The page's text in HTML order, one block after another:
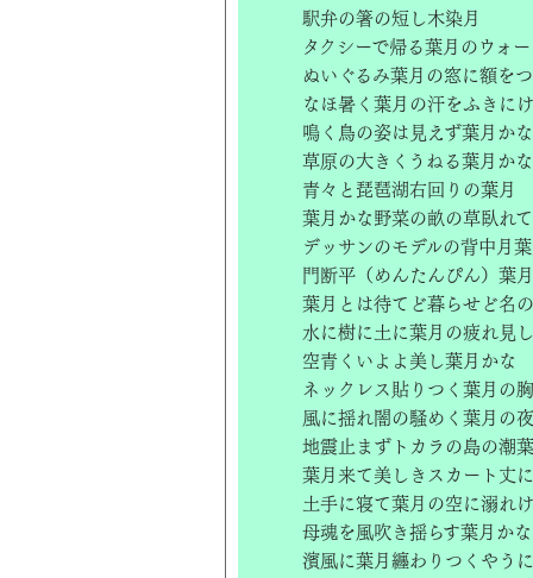
駅弁の箸の短し木染月
タクシーで帰る葉月のウォ
ぬいぐるみ葉月の窓に額を
なほ暑く葉月の汗をふきに
鳴く鳥の姿は見えず葉月かな
草原の大きくうねる葉月かな
青々と琵琶湖右回りの葉月
葉月かな野菜の畝の草臥れて
デッサンのモデルの背中月
門断平（めんたんぴん）葉
葉月とは待てど暮らせど名
水に樹に土に葉月の疲れ見し
空青くいよよ美し葉月かな
ネックレス貼りつく葉月の
風に揺れ闇の騒めく葉月の夜
地震止まずトカラの島の潮
葉月来て美しきスカート丈
土手に寝て葉月の空に溺れ
母魂を風吹き揺らす葉月かな
濱風に葉月纏わりつくやうに